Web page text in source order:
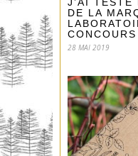
J’AI TESTÉ
DE LA
28 MAI 2019